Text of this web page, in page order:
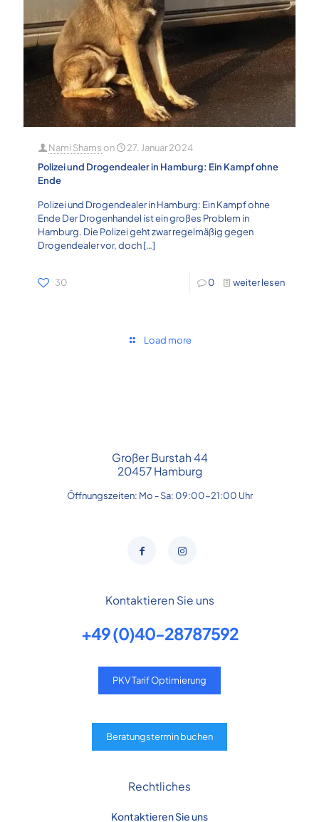
Nami Shams on
27. Januar 2024
Polizei und Drogendealer in Hamburg: Ein Kampf ohne
Ende
Polizei und Drogendealer in Hamburg: Ein Kampf ohne
Ende Der Drogenhandel ist ein großes Problem in
Hamburg. Die Polizei geht zwar regelmäßig gegen
Drogendealer vor, doch[…]
30 0 weiter lesen
Load more
Großer Burstah 44
20457 Hamburg
Öffnungszeiten: Mo - Sa: 09:00-21:00 Uhr
Kontaktieren Sie uns
+49 (0)40-28787592
PKV Tarif Optimierung
Beratungstermin buchen
Rechtliches
Kontaktieren Sie uns